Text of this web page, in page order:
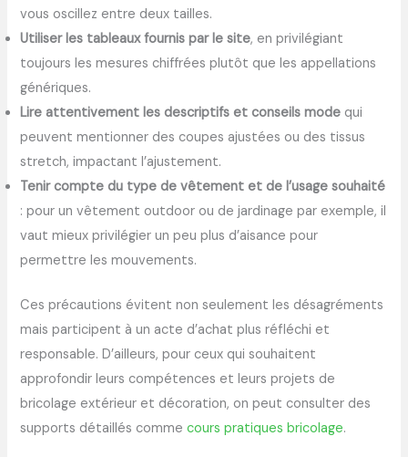
vous oscillez entre deux tailles.
Utiliser les tableaux fournis par le site, en privilégiant
toujours les mesures chiffrées plutôt que les appellations
génériques.
Lire attentivement les descriptifs et conseils mode qui
peuvent mentionner des coupes ajustées ou des tissus
stretch, impactant l’ajustement.
Tenir compte du type de vêtement et de l’usage souhaité
: pour un vêtement outdoor ou de jardinage par exemple, il
vaut mieux privilégier un peu plus d’aisance pour
permettre les mouvements.
Ces précautions évitent non seulement les désagréments
mais participent à un acte d’achat plus réfléchi et
responsable. D’ailleurs, pour ceux qui souhaitent
approfondir leurs compétences et leurs projets de
bricolage extérieur et décoration, on peut consulter des
supports détaillés commecours pratiques bricolage.